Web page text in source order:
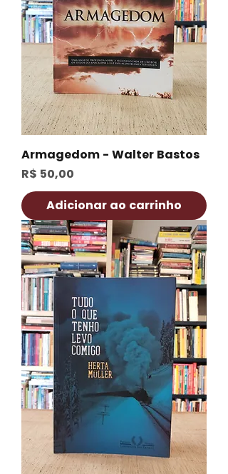
Armagedom - Walter Bastos
Preço
R$ 50,00
Adicionar ao carrinho